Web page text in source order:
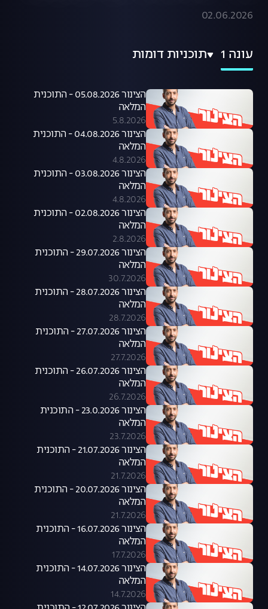
02.06.2026
עונה 1 תוכניות דומות
הצינור 05.08.2026 - התוכנית
המלאה
5.8.2026
הצינור 04.08.2026 - התוכנית
המלאה
4.8.2026
הצינור 03.08.2026 - התוכנית
המלאה
4.8.2026
הצינור 02.08.2026 - התוכנית
המלאה
2.8.2026
הצינור 29.07.2026 - התוכנית
המלאה
30.7.2026
הצינור 28.07.2026 - התוכנית
המלאה
28.7.2026
הצינור 27.07.2026 - התוכנית
המלאה
27.7.2026
הצינור 26.07.2026 - התוכנית
המלאה
26.7.2026
הצינור 23.0.2026 - התוכנית
המלאה
23.7.2026
הצינור 21.07.2026 - התוכנית
המלאה
21.7.2026
הצינור 20.07.2026 - התוכנית
המלאה
21.7.2026
הצינור 16.07.2026 - התוכנית
המלאה
17.7.2026
הצינור 14.07.2026 - התוכנית
המלאה
14.7.2026